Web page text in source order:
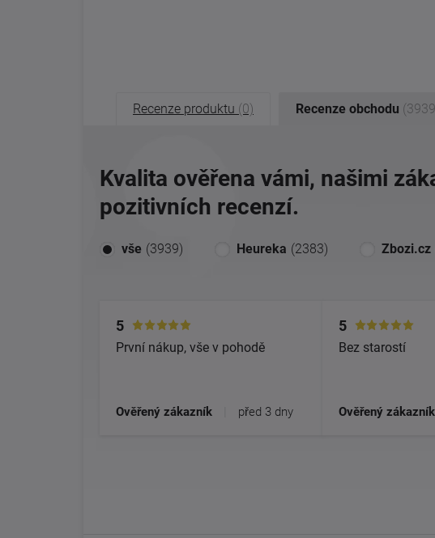
Recenze produktu (0) Recenze obchodu
Kvalita ověřena vámi, našimi
pozitivních recenzí.
vše (3939) Heureka (2383) Zbozi.cz
5
První nákup, vše v pohodě
Ověřený zákazník před 3 dny
5
Bez starostí
Ověřený zákazník